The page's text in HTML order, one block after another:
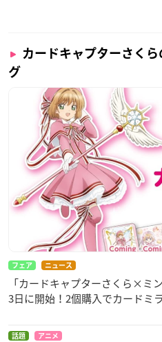
カードキャプターさく
グ
フェア ニュース
「カードキャプターさくら×ミ
3日に開始！2個購入でカードミ
話題 アニメ